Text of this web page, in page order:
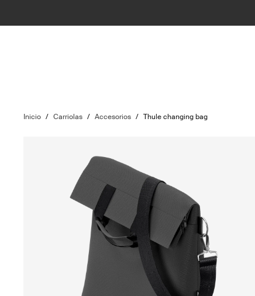
Inicio / Carriolas / Accesorios / Thule changing bag